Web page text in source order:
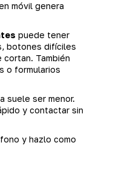
móvil genera
puede tener
botones difíciles
cortan. También
o formularios
suele ser menor.
y contactar sin
y hazlo como